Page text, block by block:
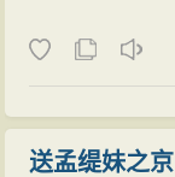
送孟缇妹之